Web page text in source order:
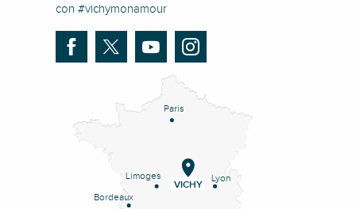
con #vichymonamour
Paris
Lyon
Limoges
Bordeaux
VICHY